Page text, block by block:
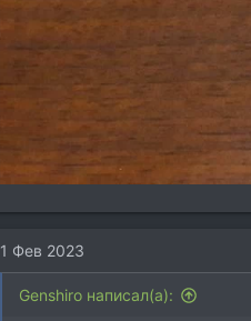
1 Фев 2023
Genshiro написал(а):